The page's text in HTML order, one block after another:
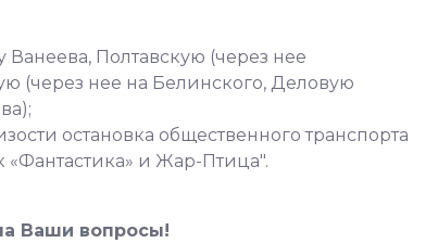
Полтавскую (через нее
(через нее на Белинского, Деловую
остановка общественного транспорта
и Жар-Птица".
Ваши вопросы!